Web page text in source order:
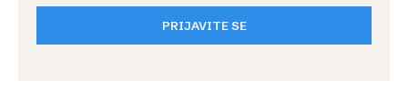
PRIJAVITE SE